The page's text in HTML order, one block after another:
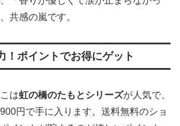
共感の嵐です。
！ポイントでお得にゲット
は虹の橋のたもとシリーズが人気で、
円で手に入ります。送料無料のショ